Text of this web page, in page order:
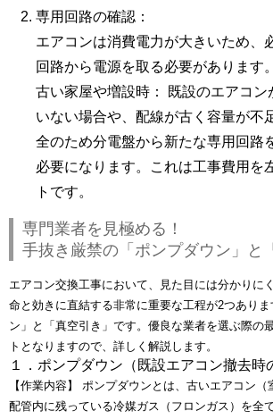
専用回路の確認：
エアコンは消費電力が大きいため、
回路から電源を取る必要があります。
古い家屋や増設時：
既設のエアコン
いない場合や、配線が古く容量が不
全のため分電盤から新たな専用回路
必要になります。これは工事費用を
トです。
専門業者を見極める！
手抜き厳禁の「ポンプダウン」と
エアコン交換工事において、見た目には分かりに
命と効きに直結する非常に重要な工程が2つあり
ン」と「真空引き」です。優良な業者を選ぶ際の
ト となりますので、詳しく解説します。
１．ポンプダウン（既設エアコン撤去時
【作業内容】
ポンプダウンとは、古いエアコン（
配管内に残っている冷媒ガス（フロンガス）を全